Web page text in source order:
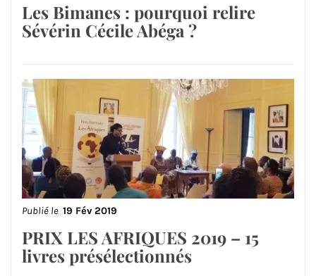
Les Bimanes : pourquoi relire
Sévérin Cécile Abéga ?
Publié le 19 Fév 2019
PRIX LES AFRIQUES 2019 – 15
livres présélectionnés